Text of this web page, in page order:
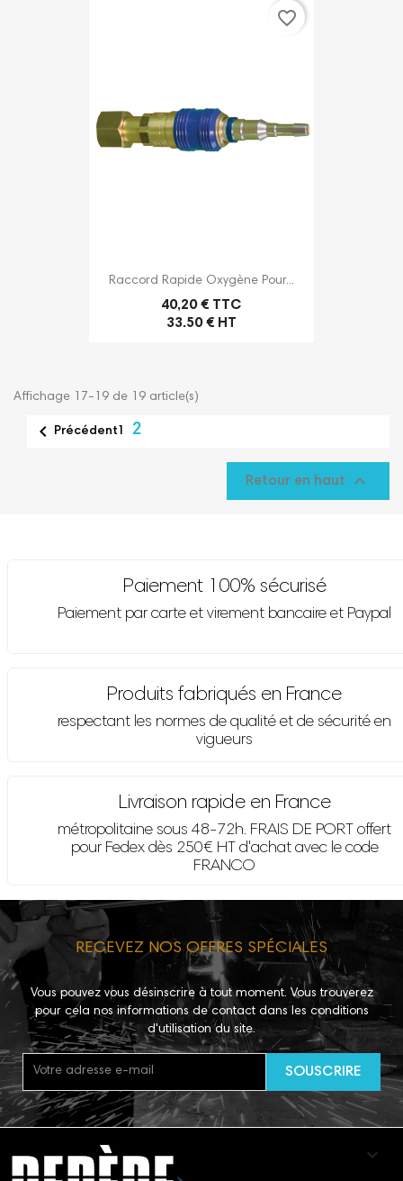
Raccord Rapide Oxygène Pour...
40,20 € TTC
33.50 € HT
favorite_border
Affichage 17-19 de 19 article(s)
 Précédent1 2
Retour en haut 
Paiement 100% sécurisé
Paiement par carte et virement bancaire et Paypal
Produits fabriqués en France
respectant les normes de qualité et de sécurité en
vigueurs
Livraison rapide en France
métropolitaine sous 48-72h. FRAIS DE PORT offert
pour Fedex dès 250€ HT d'achat avec le code
FRANCO
RECEVEZ NOS OFFRES SPÉCIALES
Vous pouvez vous désinscrire à tout moment. Vous trouverez
pour cela nos informations de contact dans les conditions
d'utilisation du site.
